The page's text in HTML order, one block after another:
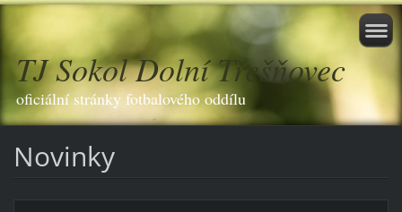
TJ Sokol Dolní Třešňovec
oficiální stránky fotbalového oddílu
Novinky